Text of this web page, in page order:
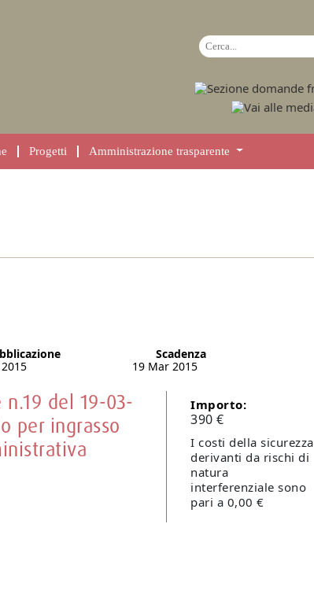
Progetti Amministrazione trasparente
Scadenza
19 Mar 2015
del 19-03-
per ingrasso
Importo:
390 €
I costi della sicurezza
derivanti da rischi di
natura
interferenziale sono
pari a 0,00 €